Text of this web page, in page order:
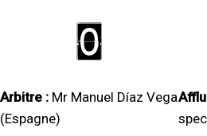
0
Arbitre : Mr Manuel Díaz Vega
(Espagne)